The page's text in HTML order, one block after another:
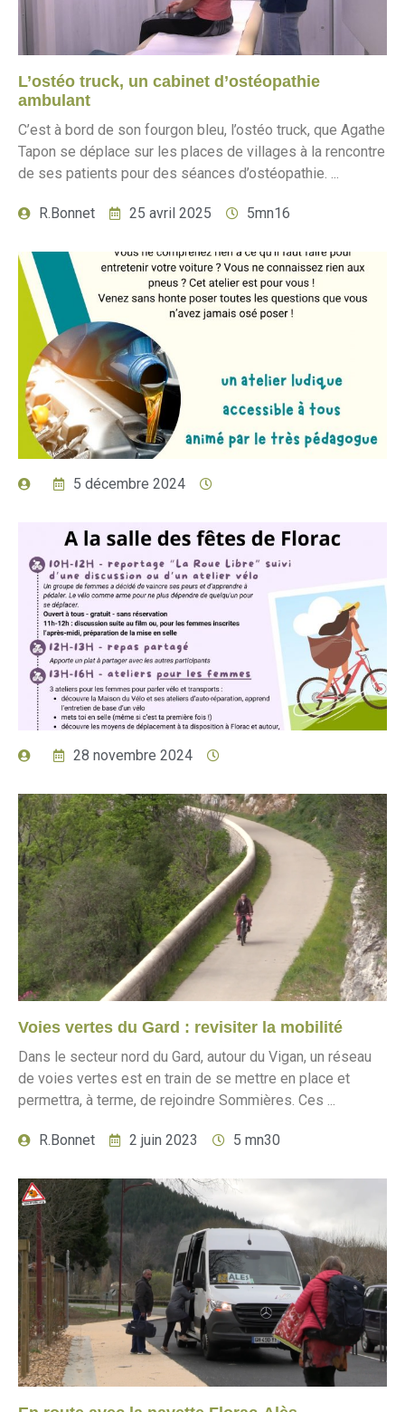
L’ostéo truck, un cabinet d’ostéopathie
ambulant
C’est à bord de son fourgon bleu, l’ostéo truck, que Agathe
Tapon se déplace sur les places de villages à la rencontre
de ses patients pour des séances d’ostéopathie. ...
R.Bonnet 25 avril 2025 5mn16
5 décembre 2024
28 novembre 2024
Voies vertes du Gard : revisiter la mobilité
Dans le secteur nord du Gard, autour du Vigan, un réseau
de voies vertes est en train de se mettre en place et
permettra, à terme, de rejoindre Sommières. Ces ...
R.Bonnet 2 juin 2023 5 mn30